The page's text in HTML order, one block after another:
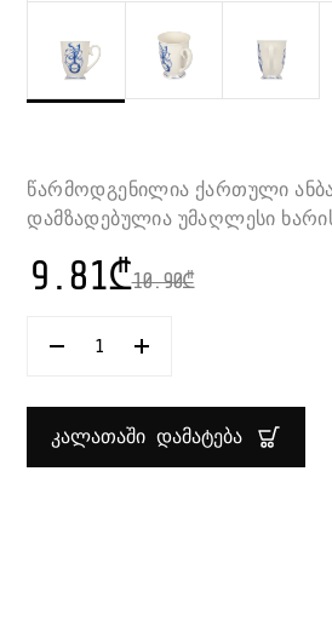
წარმოდგენილია ქართული
დამზადებულია უმაღლესი
10.90₾
9.81₾
ᲠᲐᲝᲓᲔᲜᲝᲑᲐ:
ᲐᲡᲝ-
“Ჭ”
ᲛᲚ
ᲙᲐᲚᲐᲗᲐᲨᲘ ᲓᲐᲛᲐᲢᲔᲑᲐ